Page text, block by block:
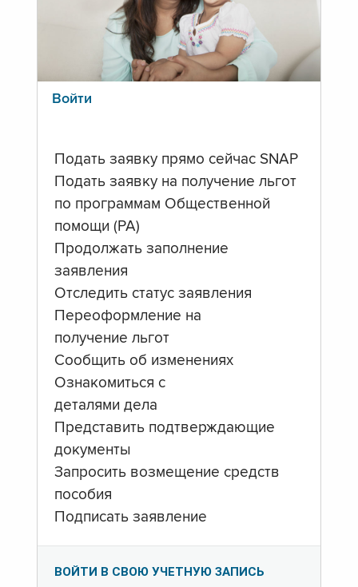
Войти
Подать заявку прямо сейчас SNAP
Подать заявку на получение льгот
по программам Общественной
помощи (PA)
Продолжать заполнение
заявления
Отследить статус заявления
Переоформление на
получение льгот
Сообщить об изменениях
Ознакомиться с
деталями дела
Представить подтверждающие
документы
Запросить возмещение средств
пособия
Подписать заявление
ВОЙТИ В СВОЮ УЧЕТНУЮ ЗАПИСЬ